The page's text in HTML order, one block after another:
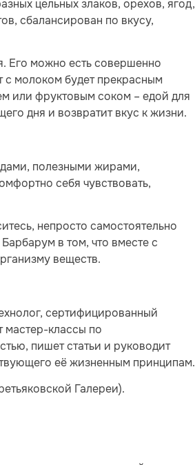
цельных злаков, орехов, ягод,
сбалансирован по вкусу,
Его можно есть совершенно
с молоком будет прекрасным
или фруктовым соком – едой для
дня и возвратит вкус к жизни.
полезными жирами,
себя чувствовать,
непросто самостоятельно
в том, что вместе с
веществ.
сертифицированный
мастер-классы по
пишет статьи и руководит
её жизненным принципам.
Галереи).